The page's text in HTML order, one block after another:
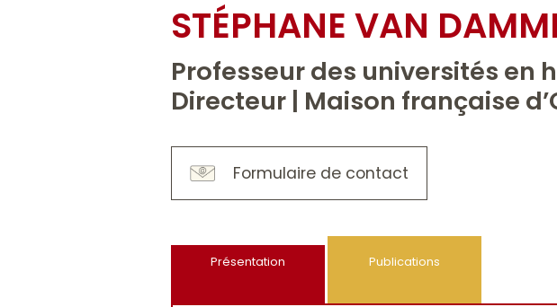
STÉPHANE VAN
Professeur des universités en
Directeur | Maison française
Formulaire de contact
Présentation Publications